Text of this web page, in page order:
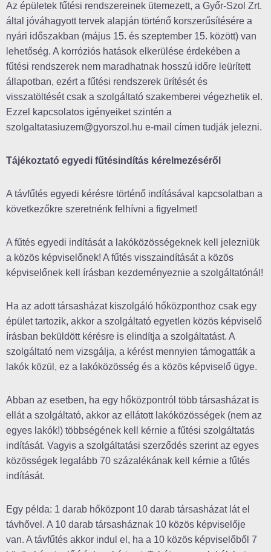
Az épületek fűtési rendszereinek ütemezett, a Győr-Szol Zrt.
által jóváhagyott tervek alapján történő korszerűsítésére a
nyári időszakban (május 15. és szeptember 15. között) van
lehetőség. A korróziós hatások elkerülése érdekében a
fűtési rendszerek nem maradhatnak hosszú időre leürített
állapotban, ezért a fűtési rendszerek ürítését és
visszatöltését csak a szolgáltató szakemberei végezhetik el.
Ezzel kapcsolatos igényeiket szintén a
szolgaltatasiuzem@gyorszol.hu e-mail címen tudják jelezni.
Tájékoztató egyedi fűtésindítás kérelmezéséről
A távfűtés egyedi kérésre történő indításával kapcsolatban a
következőkre szeretnénk felhívni a figyelmet!
A fűtés egyedi indítását a lakóközösségeknek kell jelezniük
a közös képviselőnek! A fűtés visszaindítását a közös
képviselőnek kell írásban kezdeményeznie a szolgáltatónál!
Ha az adott társasházat kiszolgáló hőközponthoz csak egy
épület tartozik, akkor a szolgáltató egyetlen közös képviselő
írásban beküldött kérésre is elindítja a szolgáltatást. A
szolgáltató nem vizsgálja, a kérést mennyien támogatták a
lakók közül, ez a lakóközösség és a közös képviselő ügye.
Abban az esetben, ha egy hőközpontról több társasházat is
ellát a szolgáltató, akkor az ellátott lakóközösségek (nem az
egyes lakók!) többségének kell kérnie a fűtési szolgáltatás
indítását. Vagyis a szolgáltatási szerződés szerint az egyes
közösségek legalább 70 százalékának kell kérnie a fűtés
indítását.
Egy példa: 1 darab hőközpont 10 darab társasházat lát el
távhővel. A 10 darab társasháznak 10 közös képviselője
van. A távfűtés akkor indul el, ha a 10 közös képviselőből 7